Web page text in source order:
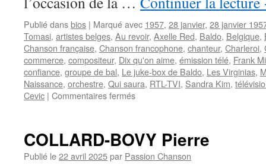
Publié dansbios | Marqué avec 1957, 28 janvier, 28 janvier
Tomasi, artistes belges, Au revoir, Axelle Red, Baldo, Belgique,
Chanson française, Chanson francophone, chanteur, Charleroi,
commerce, compositeur, Dix qu'on aime, émission télé, Frank
confiance, groupe de bal, Le juke-box de Baldo, Les Virginias,
Naissance, orchestre, Qui saura, RTL-TVI, Sandra Kim,
Cevic | Commentaires ferméssur
COLLARD-BOVY Pierre
Publié le22 avril 2025par Passion Chanson